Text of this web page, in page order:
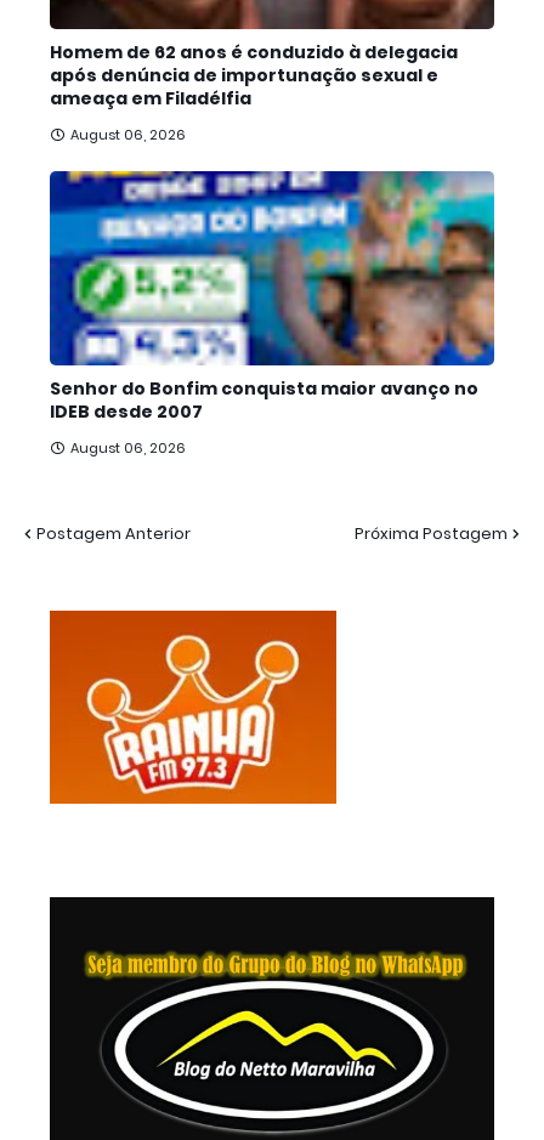
Homem de 62 anos é conduzido à delegacia
após denúncia de importunação sexual e
ameaça em Filadélfia
August 06, 2026
Senhor do Bonfim conquista maior avanço no
IDEB desde 2007
August 06, 2026
Postagem Anterior Próxima Postagem